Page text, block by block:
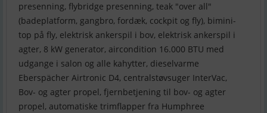
presenning, flybridge presenning, teak "over all"
(badeplatform, gangbro, fordæk, cockpit og fly), bimini-
top på fly, elektrisk ankerspil i bov, elektrisk ankerspil i
agter, 8 kW generator, aircondition 16.000 BTU med
udgange i salon og alle kahytter, dieselvarme
Eberspächer Airtronic D4, centralstøvsuger InterVac,
Bov- og agter propel, fjernbetjening til bov- og agter
propel, automatiske trimflapper fra Humphree